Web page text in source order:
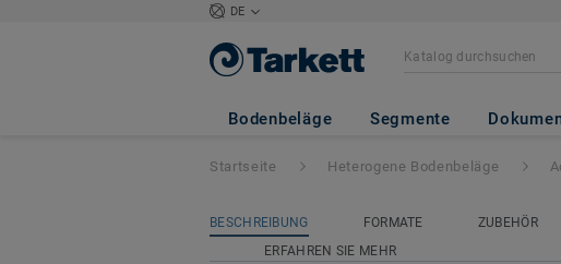
DE
Bodenbeläge Segmente
Acczent Excellence
Startseite Heterogene Bodenbeläge
BESCHREIBUNG FORMATE ZUBEHÖR
ERFAHREN SIE MEHR